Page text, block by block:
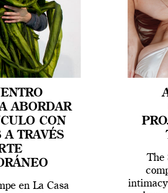
ABORDAR
CON
A TRAVÉS
en La Casa
The